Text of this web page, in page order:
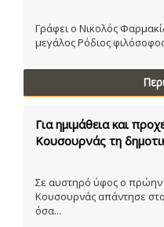
Γράφει ο Νικολός
μεγάλος Ρόδιος
Για ημιμάθεια και
Κουσουρνάς τη
Σε αυστηρό ύφος ο
Κουσουρνάς απάντησε
όσα...